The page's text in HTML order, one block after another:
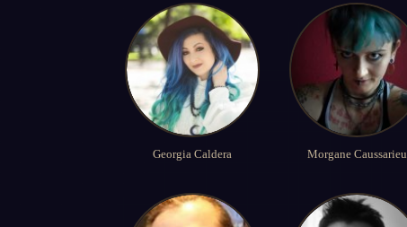
Georgia Caldera Morgane Caussarieu